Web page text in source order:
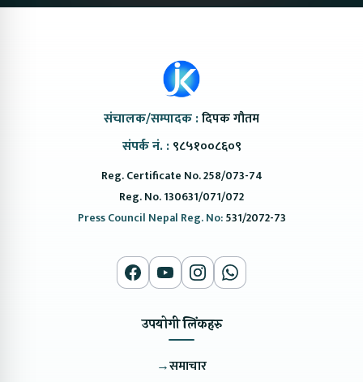
संचालक/सम्पादक :दिपक गौतम
संपर्क नं. : ९८५१००८६०९
Reg. Certificate No. 258/073-74
Reg. No. 130631/071/072
Press Council Nepal Reg. No:531/2072-73
उपयोगी लिंकहरु
→समाचार